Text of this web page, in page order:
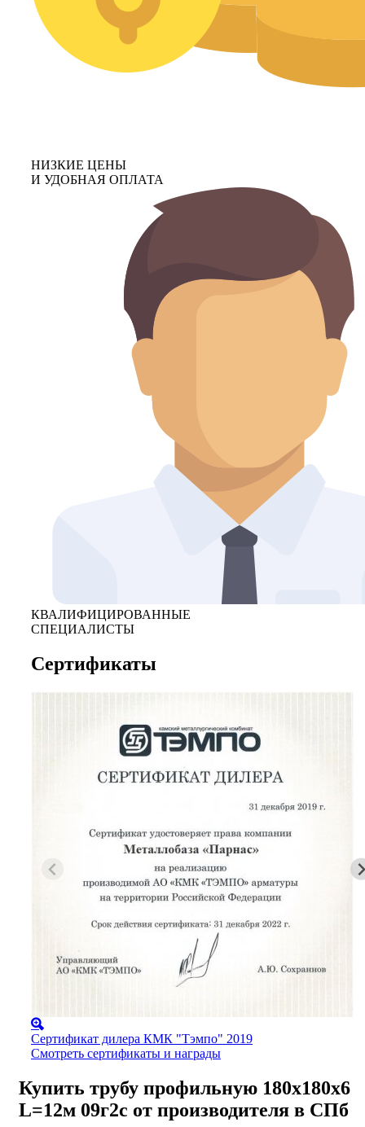
НИЗКИЕ ЦЕНЫ
И УДОБНАЯ ОПЛАТА
КВАЛИФИЦИРОВАННЫЕ
СПЕЦИАЛИСТЫ
Сертификаты
Сертификат дилера КМК "Тэмпо" 2019
Смотреть сертификаты и награды
Купить трубу профильную 180х180х6
L=12м 09г2с от производителя в СПб